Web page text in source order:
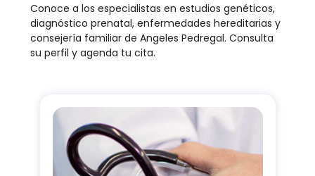
Conoce a los especialistas en estudios genéticos,
diagnóstico prenatal, enfermedades hereditarias y
consejería familiar de Angeles Pedregal. Consulta
su perfil y agenda tu cita.